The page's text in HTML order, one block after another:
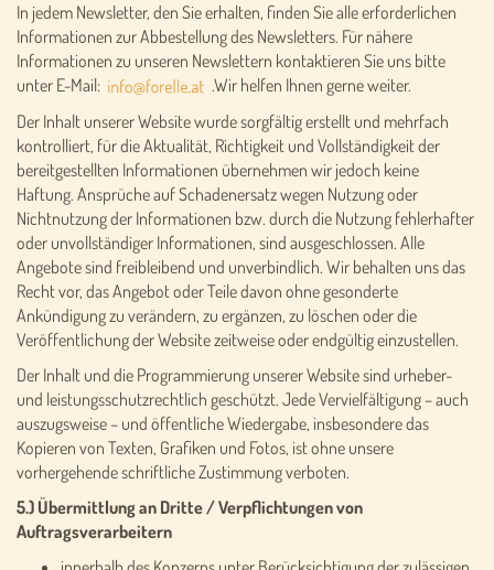
In jedem Newsletter, den Sie erhalten, finden Sie alle erforderlichen
Informationen zur Abbestellung des Newsletters. Für nähere
Informationen zu unseren Newslettern kontaktieren Sie uns bitte
unter E-Mail:
.Wir helfen Ihnen gerne weiter.
Der Inhalt unserer Website wurde sorgfältig erstellt und mehrfach
kontrolliert, für die Aktualität, Richtigkeit und Vollständigkeit der
bereitgestellten Informationen übernehmen wir jedoch keine
Haftung. Ansprüche auf Schadenersatz wegen Nutzung oder
Nichtnutzung der Informationen bzw. durch die Nutzung fehlerhafter
oder unvollständiger Informationen, sind ausgeschlossen. Alle
Angebote sind freibleibend und unverbindlich. Wir behalten uns das
Recht vor, das Angebot oder Teile davon ohne gesonderte
Ankündigung zu verändern, zu ergänzen, zu löschen oder die
Veröffentlichung der Website zeitweise oder endgültig einzustellen.
Der Inhalt und die Programmierung unserer Website sind urheber-
und leistungsschutzrechtlich geschützt. Jede Vervielfältigung – auch
auszugsweise – und öffentliche Wiedergabe, insbesondere das
Kopieren von Texten, Grafiken und Fotos, ist ohne unsere
vorhergehende schriftliche Zustimmung verboten.
5.) Übermittlung an Dritte / Verpflichtungen von
Auftragsverarbeitern